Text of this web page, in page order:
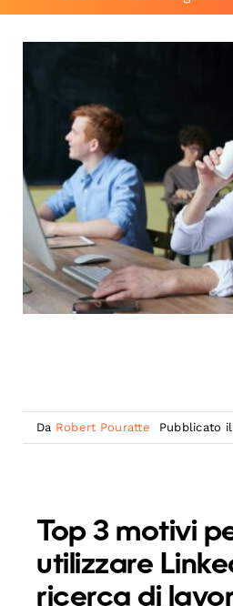
Da Robert Pouratte Pubblicato
Top 3 motivi
utilizzare
ricerca di